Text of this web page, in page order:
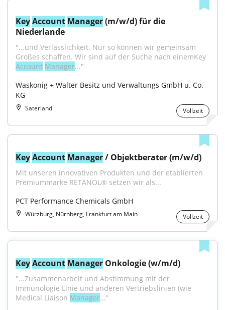
KeyAccount Manager (m/w/d) für die
Niederlande
"...und Verlässlichkeit. Nur so können wir gemeinsam
Account Manager..."
Waskönig + Walter Besitz und Verwaltungs GmbH u. Co.
KG
Saterland Vollzeit
KeyAccount Manager / Objektberater (m/w/d)
Mit unseren innovativen Produkten und der etablierten
Premiummarke RETANOL® setzen wir als...
PCT Performance Chemicals GmbH
Würzburg, Nürnberg, Frankfurt am Main Vollzeit
KeyAccount Manager Onkologie (w/m/d)
"...Zusammenarbeit und Abstimmung mit der
Immunologie Linie und anderen Vertriebslinien (wie
Medical Liaison Manager..."